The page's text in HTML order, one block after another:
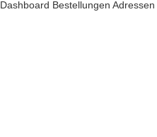
Dashboard Bestellungen Adressen